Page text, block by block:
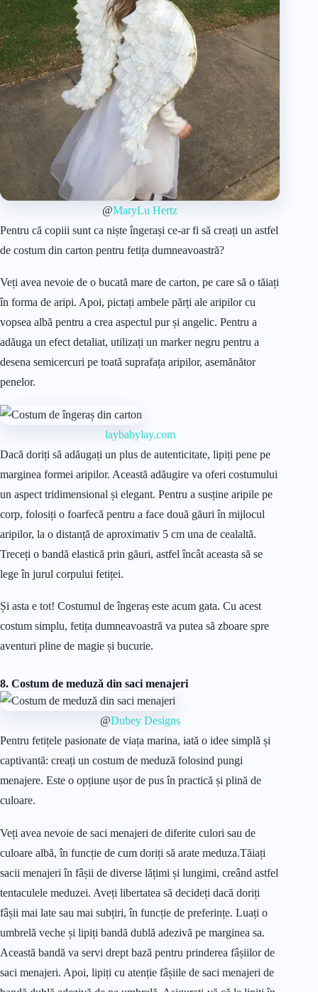
@MaryLu Hertz
Pentru că copiii sunt ca niște îngerași ce-ar fi să creați un astfel
de costum din carton pentru fetița dumneavoastră?
Veți avea nevoie de o bucată mare de carton, pe care să o tăiați
în forma de aripi. Apoi, pictați ambele părți ale aripilor cu
vopsea albă pentru a crea aspectul pur și angelic. Pentru a
adăuga un efect detaliat, utilizați un marker negru pentru a
desena semicercuri pe toată suprafața aripilor, asemănător
penelor.
laybabylay.com
Dacă doriți să adăugați un plus de autenticitate, lipiți pene pe
marginea formei aripilor. Această adăugire va oferi costumului
un aspect tridimensional și elegant. Pentru a susține aripile pe
corp, folosiți o foarfecă pentru a face două găuri în mijlocul
aripilor, la o distanță de aproximativ 5 cm una de cealaltă.
Treceți o bandă elastică prin găuri, astfel încât aceasta să se
lege în jurul corpului fetiței.
Și asta e tot! Costumul de îngeraș este acum gata. Cu acest
costum simplu, fetița dumneavoastră va putea să zboare spre
aventuri pline de magie și bucurie.
8. Costum de meduză din saci menajeri
@Dubey Designs
Pentru fetițele pasionate de viața marina, iată o idee simplă și
captivantă: creați un costum de meduză folosind pungi
menajere. Este o opțiune ușor de pus în practică și plină de
culoare.
Veți avea nevoie de saci menajeri de diferite culori sau de
culoare albă, în funcție de cum doriți să arate meduza.Tăiați
sacii menajeri în fâșii de diverse lățimi și lungimi, creând astfel
tentaculele meduzei. Aveți libertatea să decideți dacă doriți
fâșii mai late sau mai subțiri, în funcție de preferințe. Luați o
umbrelă veche și lipiți bandă dublă adezivă pe marginea sa.
Această bandă va servi drept bază pentru prinderea fâșiilor de
saci menajeri. Apoi, lipiți cu atenție fâșiile de saci menajeri de